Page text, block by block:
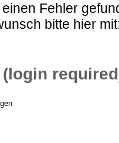
Fehler
bitte hier